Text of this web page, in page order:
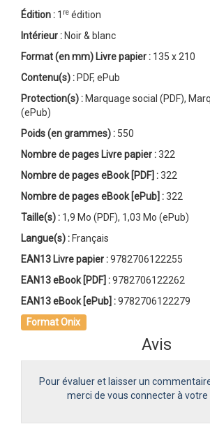
Édition : 1 re édition
Intérieur : Noir & blanc
Format (en mm) Livre papier : 135 x 210
Contenu(s) : PDF, ePub
Protection(s) : Marquage social (PDF),
(ePub)
Poids (en grammes) : 550
Nombre de pages Livre papier :322
Nombre de pageseBook [PDF] :322
Nombre de pageseBook [ePub] :322
Taille(s) : 1,9 Mo (PDF), 1,03 Mo (ePub)
Langue(s) : Français
EAN13 Livre papier :9782706122255
EAN13 eBook [PDF] :9782706122262
EAN13 eBook [ePub] :9782706122279
Format Onix
Avis
Pour évaluer et laisser un
merci de vous connecter à votre